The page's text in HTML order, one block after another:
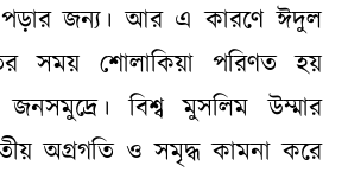
পড়ার জন্য। আর এ কারণে ঈদুল
সময় শোলাকিয়া পরিণত হয়
জনসমুদ্রে। বিশ্ব মুসলিম উম্মার
অগ্রগতি ও সমৃদ্ধ কামনা করে